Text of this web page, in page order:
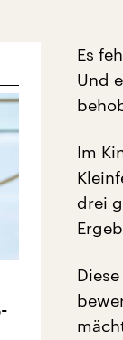
Es
Und
Im
drei